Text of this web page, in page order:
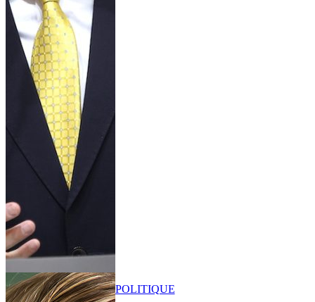
POLITIQUE